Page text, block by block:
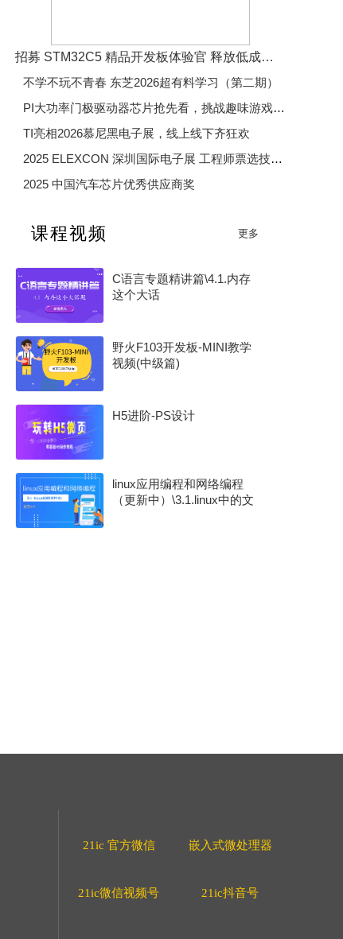
招募 STM32C5 精品开发板体验官 释放低成本、低功耗、高效率开发魅力
不学不玩不青春 东芝2026超有料学习（第二期）
PI大功率门极驱动器芯片抢先看，挑战趣味游戏赢精美好礼
TI亮相2026慕尼黑电子展，线上线下齐狂欢
2025 ELEXCON 深圳国际电子展 工程师票选技术大奖
2025 中国汽车芯片优秀供应商奖
课程视频 更多
C语言专题精讲篇\4.1.内存
这个大话
野火F103开发板-MINI教学
视频(中级篇)
H5进阶-PS设计
linux应用编程和网络编程
（更新中）\3.1.linux中的文
21ic 官方微信 嵌入式微处理器
21ic微信视频号 21ic抖音号